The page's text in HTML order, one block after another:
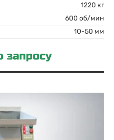
1220 кг
600 об/мин
10-50 мм
запросу